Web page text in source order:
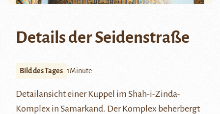
Details der Seidenstraße
Bild des Tages 1Minute
Detailansicht einer Kuppel im Shah-i-Zinda-
Komplex in Samarkand. Der Komplex beherbergt